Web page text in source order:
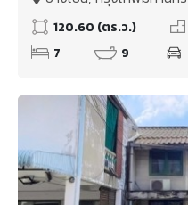
120.60 (ตร.ว.)
7
9